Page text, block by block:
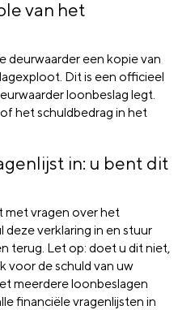
van het
deurwaarder een kopie van
Dit is een officieel
loonbeslag legt.
het schuldbedrag in het
in: u bent dit
met vragen over het
deze verklaring in en stuur
terug. Let op: doet u dit niet,
voor de schuld van uw
meerdere loonbeslagen
financiële vragenlijsten in